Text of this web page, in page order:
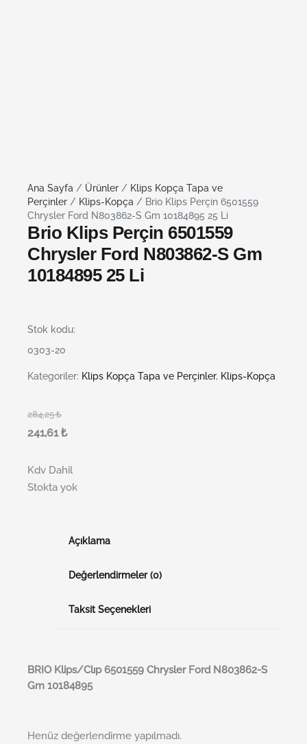
Ana Sayfa / Ürünler / Klips Kopça Tapa ve
Perçinler / Klips-Kopça / Brio Klips Perçin 6501559
Chrysler Ford N803862-S Gm 10184895 25 Li
Brio Klips Perçin 6501559
Chrysler Ford N803862-S Gm
10184895 25 Li
Stok kodu:
0303-20
Kategoriler: Klips Kopça Tapa ve Perçinler, Klips-Kopça
284,25₺
241,61₺
Kdv Dahil
Stokta yok
Açıklama
Değerlendirmeler (0)
Taksit Seçenekleri
BRIO Klips/Clıp 6501559 Chrysler Ford N803862-S
Gm 10184895
Henüz değerlendirme yapılmadı.